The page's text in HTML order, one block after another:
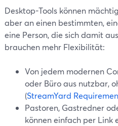
Desktop-Tools können
aber an einen bestimmten,
eine Person, die sich damit
brauchen mehr Flexibilität:
Von jedem modernen
oder Büro aus nutzbar,
(StreamYard
Pastoren, Gastredner
können einfach per Link